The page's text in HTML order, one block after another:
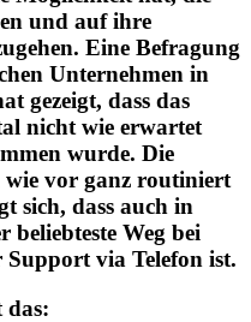
und auf ihre
Eine Befragung
Unternehmen in
gezeigt, dass das
nicht wie erwartet
wurde. Die
vor ganz routiniert
sich, dass auch in
Weg bei
via Telefon ist.
das: